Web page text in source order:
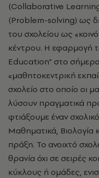
(Collaborative
(Problem-solving) ως
του σχολείου ως
κέντρου. Η εφαρμογή
Education" στο σήμερα
«μαθητοκεντρική
σχολείο στο οποίο οι
λύσουν πραγματικά
φτιάξουμε έναν
Μαθηματικά, Βιολογία
πράξη. Το ανοιχτό
θρανία όχι σε σειρές
κύκλους ή ομάδες,